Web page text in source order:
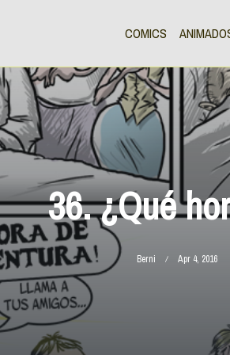
COMICS
36. ¿Qué
Berni Apr 4, 2016